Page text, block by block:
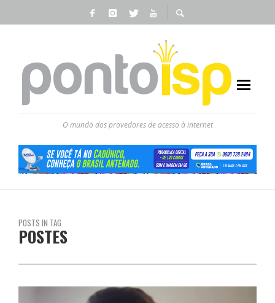
O mundo dos provedores de acesso à internet
POSTS IN TAG
POSTES